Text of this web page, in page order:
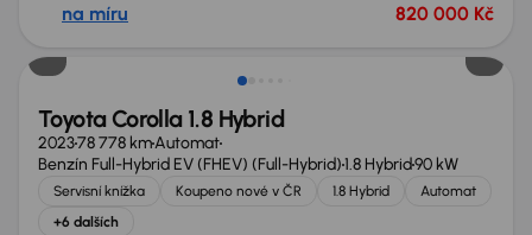
na míru 820 000 Kč
Toyota Corolla 1.8 Hybrid
202378 778 kmAutomat
Benzín Full-Hybrid EV (FHEV) (Full-Hybrid)1.8 Hybrid90 kW
Servisní knížka Koupeno nové v ČR 1.8 Hybrid
Automat
+6 dalších